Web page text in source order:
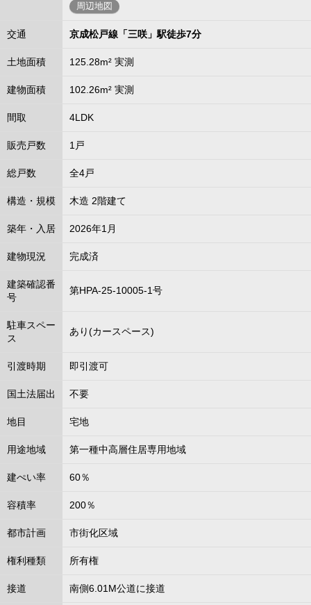
周辺地図
交通 京成松戸線「三咲」駅徒歩7分
土地面積 125.28m² 実測
建物面積 102.26m² 実測
間取 4LDK
販売戸数 1戸
総戸数 全4戸
構造・規模 木造 2階建て
築年・入居 2026年1月
建物現況 完成済
建築確認番
号
第HPA-25-10005-1号
駐車スペー
ス
あり(カースペース)
引渡時期 即引渡可
国土法届出 不要
地目 宅地
用途地域 第一種中高層住居専用地域
建ぺい率 60％
容積率 200％
都市計画 市街化区域
権利種類 所有権
接道 南側6.01M公道に接道